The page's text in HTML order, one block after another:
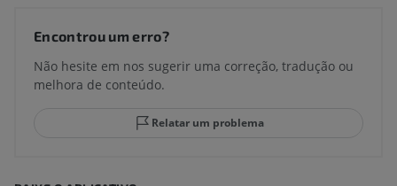
Encontrou um erro?
Não hesite em nos sugerir uma correção, tradução ou
melhora de conteúdo.
Relatar um problema